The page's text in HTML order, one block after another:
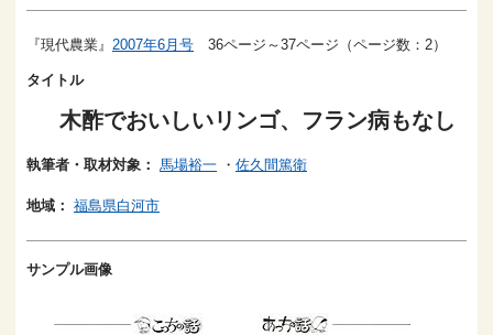
『現代農業』 2007年6月号 36ページ～37ページ（ページ数：2）
タイトル
木酢でおいしいリンゴ、フラン病もなし
執筆者・取材対象： 馬場裕一 ・ 佐久間篤衛
地域： 福島県白河市
サンプル画像